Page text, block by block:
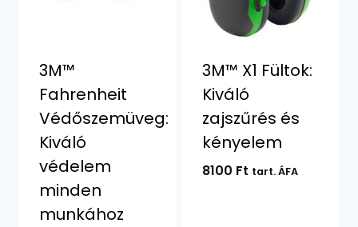
3M™
Fahrenheit
Védőszemüveg:
Kiváló
védelem
minden
munkához
3M™ X1 Fültok:
Kiváló
zajszűrés és
kényelem
8100 Ft tart. ÁFA